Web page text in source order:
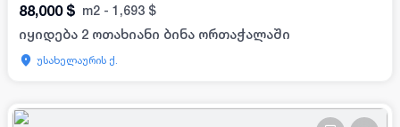
88,000 $ m2 - 1,693 $
იყიდება 2 ოთახიანი ბინა ორთაჭალაში
უსახელაურის ქ.